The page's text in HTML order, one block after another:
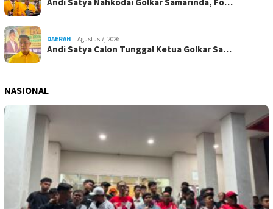
DAERAH Agustus 7, 2026
Andi Satya Calon Tunggal Ketua Golkar Sa…
NASIONAL